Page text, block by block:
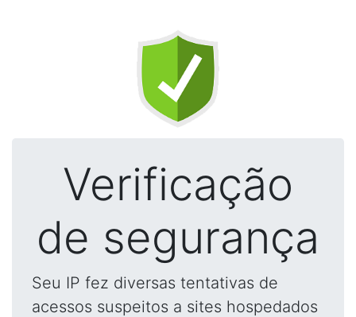
Verificação
de segurança
Seu IP fez diversas tentativas de
acessos suspeitos a sites hospedados